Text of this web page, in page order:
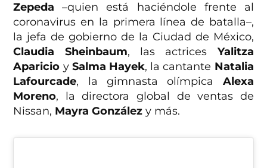
Zepeda –quien está haciéndole frente al
coronavirus en la primera línea de batalla–,
la jefa de gobierno de la Ciudad de México,
Claudia Sheinbaum, las actrices Yalitza
Aparicio y Salma Hayek, la cantante Natalia
Lafourcade, la gimnasta olímpica Alexa
Moreno, la directora global de ventas de
Nissan, Mayra González y más.